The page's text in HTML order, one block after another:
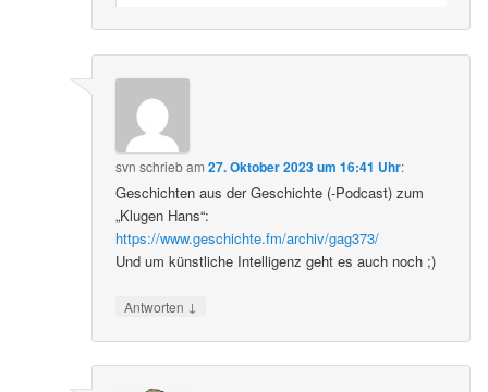
svn schriebam27. Oktober 2023 um 16:41 Uhr:
Geschichten aus der Geschichte (-Podcast) zum
„Klugen Hans“:
https://www.geschichte.fm/archiv/gag373/
Und um künstliche Intelligenz geht es auch noch ;)
Antworten ↓